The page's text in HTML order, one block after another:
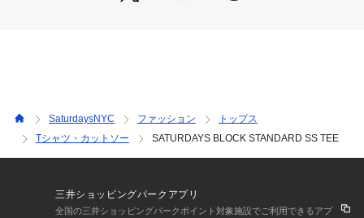
【Size Specs】
S/ 着丈 68.5 |  肩幅 46 | バスト 104 | そで丈 23
M/ 着丈 71.5 |  肩幅 47.5 | バスト 110 | そで丈 24
SaturdaysNYC ファッション
トップス
Tシャツ・カットソー
SATURDAYS BLOCK STANDARD SS TEE
三井ショッピングパークアプリ
全国の三井ショッピングパークポイント対象施設でご利用できるアプ